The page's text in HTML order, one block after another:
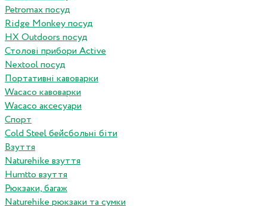
Petromax посуд
Ridge Monkey посуд
HX Outdoors посуд
Столові прибори Active
Nextool посуд
Портативні кавоварки
Wacaco кавоварки
Wacaco аксесуари
Спорт
Cold Steel бейсбольні біти
Взуття
Naturehike взуття
Humtto взуття
Рюкзаки, багаж
Naturehike рюкзаки та сумки